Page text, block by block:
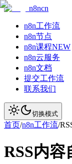
n8ncn
n8n工作流
n8n节点
n8n课程NEW
n8n云服务
n8n文档
提交工作流
联系我们
切换模式
首页/n8n工作流/
RSS内